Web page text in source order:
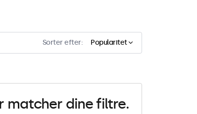
Sorter efter: Popularitet
matcher dine filtre.